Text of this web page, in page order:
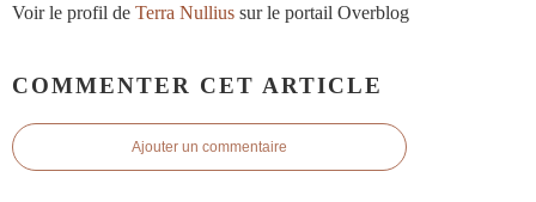
Voir le profil de Terra Nullius sur le portail Overblog
COMMENTER CET ARTICLE
Ajouter un commentaire